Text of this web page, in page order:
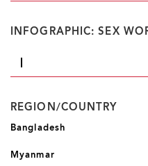
INFOGRAPHIC: SEX
REGION/COUNTRY
Bangladesh
Myanmar